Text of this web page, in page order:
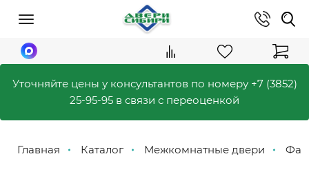
Уточняйте цены у консультантов по номеру +7 (3852)
25-95-95 в связи с переоценкой
Главная Каталог Межкомнатные двери